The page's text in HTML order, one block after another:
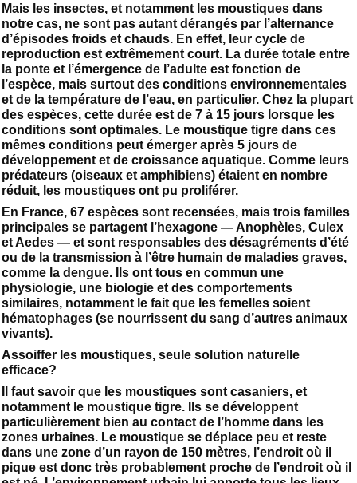
Mais les insectes, et notamment les moustiques dans
notre cas, ne sont pas autant dérangés par l’alternance
d’épisodes froids et chauds. En effet, leur cycle de
reproduction est extrêmement court. La durée totale entre
la ponte et l’émergence de l’adulte est fonction de
l’espèce, mais surtout des conditions environnementales
et de la température de l’eau, en particulier. Chez la plupart
des espèces, cette durée est de 7 à 15 jours lorsque les
conditions sont optimales. Le moustique tigre dans ces
mêmes conditions peut émerger après 5 jours de
développement et de croissance aquatique. Comme leurs
prédateurs (oiseaux et amphibiens) étaient en nombre
réduit, les moustiques ont pu proliférer.
En France, 67 espèces sont recensées, mais trois familles
principales se partagent l’hexagone — Anophèles, Culex
et Aedes — et sont responsables des désagréments d’été
ou de la transmission à l’être humain de maladies graves,
comme la dengue. Ils ont tous en commun une
physiologie, une biologie et des comportements
similaires, notamment le fait que les femelles soient
hématophages (se nourrissent du sang d’autres animaux
vivants).
Assoiffer les moustiques, seule solution naturelle
efficace?
Il faut savoir que les moustiques sont casaniers, et
notamment le moustique tigre. Ils se développent
particulièrement bien au contact de l’homme dans les
zones urbaines. Le moustique se déplace peu et reste
dans une zone d’un rayon de 150 mètres, l’endroit où il
pique est donc très probablement proche de l’endroit où il